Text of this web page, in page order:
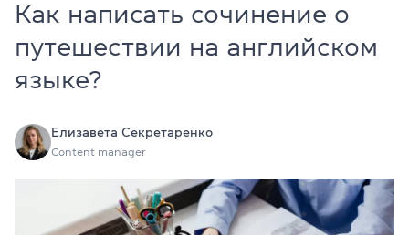
Как написать сочинение о
путешествии на английском
языке?
Елизавета Секретаренко
Content manager